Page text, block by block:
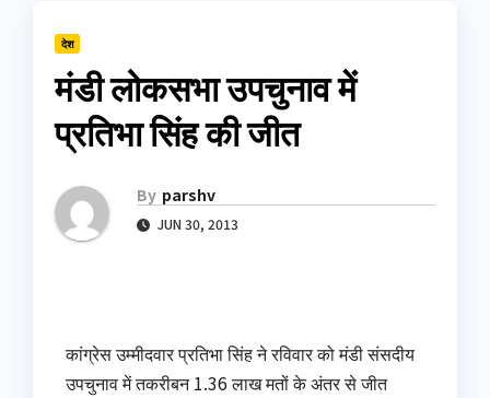
देश
मंडी लोकसभा उपचुनाव में
प्रतिभा सिंह की जीत
By parshv
JUN 30, 2013
कांग्रेस उम्मीदवार प्रतिभा सिंह ने रविवार को मंडी संसदीय
उपचुनाव में तकरीबन 1.36 लाख मतों के अंतर से जीत